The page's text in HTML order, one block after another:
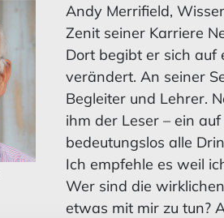
Andy Merrifield,
Zenit seiner Karriere
Dort begibt er sich auf
verändert. An seiner
Begleiter und Lehrer.
ihm der Leser – ein
bedeutungslos alle
Ich empfehle es weil
Wer sind die
etwas mit mir zu tun?